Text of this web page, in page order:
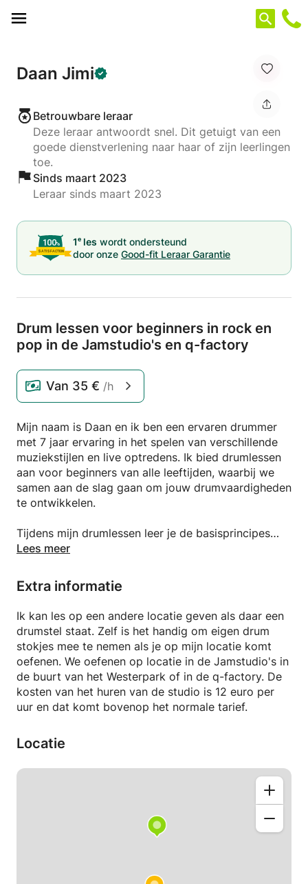
Daan Jimi
Betrouwbare leraar
Deze leraar antwoordt snel. Dit getuigt van een
goede dienstverlening naar haar of zijn leerlingen
toe.
Sinds maart 2023
Leraar sinds maart 2023
1e les wordt ondersteund
door onze Good-fit Leraar Garantie
Drum lessen voor beginners in rock en
pop in de Jamstudio's en q-factory
Van 35 € /h
Mijn naam is Daan en ik ben een ervaren drummer
met 7 jaar ervaring in het spelen van verschillende
muziekstijlen en live optredens. Ik bied drumlessen
aan voor beginners van alle leeftijden, waarbij we
samen aan de slag gaan om jouw drumvaardigheden
te ontwikkelen.
Tijdens mijn drumlessen leer je de basisprincipes
van het drummen, maar ook hoe je ritmes kan
begeleiden in het leren van verschillende drumritmes
en technieken, zodat je al snel in staat zult zijn om
je favoriete nummers te spelen.
Ik pas mijn lessen aan op jouw individuele niveau en
leerstijl, zodat je op een effectieve en plezierige
manier kunt leren drummen. Of je nu nog nooit
eerder drumsticks hebt vastgehouden of al wat
ervaring hebt, ik help je graag verder.
Lees meer
Extra informatie
Ik kan les op een andere locatie geven als daar een
drumstel staat. Zelf is het handig om eigen drum
stokjes mee te nemen als je op mijn locatie komt
oefenen. We oefenen op locatie in de Jamstudio's in
de buurt van het Westerpark of in de q-factory. De
kosten van het huren van de studio is 12 euro per
uur en dat komt bovenop het normale tarief.
Locatie